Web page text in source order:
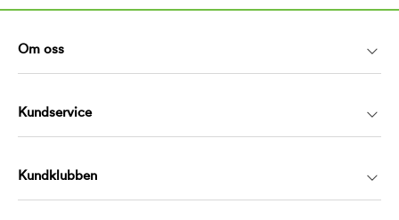
Om oss
Kundservice
Kundklubben